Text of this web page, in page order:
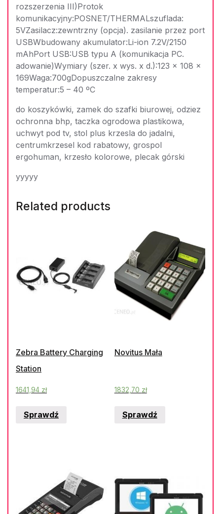
rozszerzenia III)Protok
komunikacyjny:POSNET/THERMALszuflada:
5VZasilacz:zewntrzny (opcja). zasilanie przez port
USBWbudowany akumulator:Li-ion 7.2V/2150
mAhPort USB:USB typu A (komunikacja PC.
adowanie)Wymiary (szer. x wys. x d.):123 x 108 x
169Waga:700gDopuszczalne zakresy
temperatur:5 – 40 ºC
do koszykówki, zamek do szafki biurowej, odziez
ochronna bhp, taczka ogrodowa plastikowa,
uchwyt pod tv, stol plus krzesla do jadalni,
centrumkrzesel kod rabatowy, grospol
ergohuman, krzesło kolorowe, plecak górski
yyyyy
Related products
Zebra Battery Charging
Station
1641,94 zł
Sprawdź
Novitus Mała
1832,70 zł
Sprawdź